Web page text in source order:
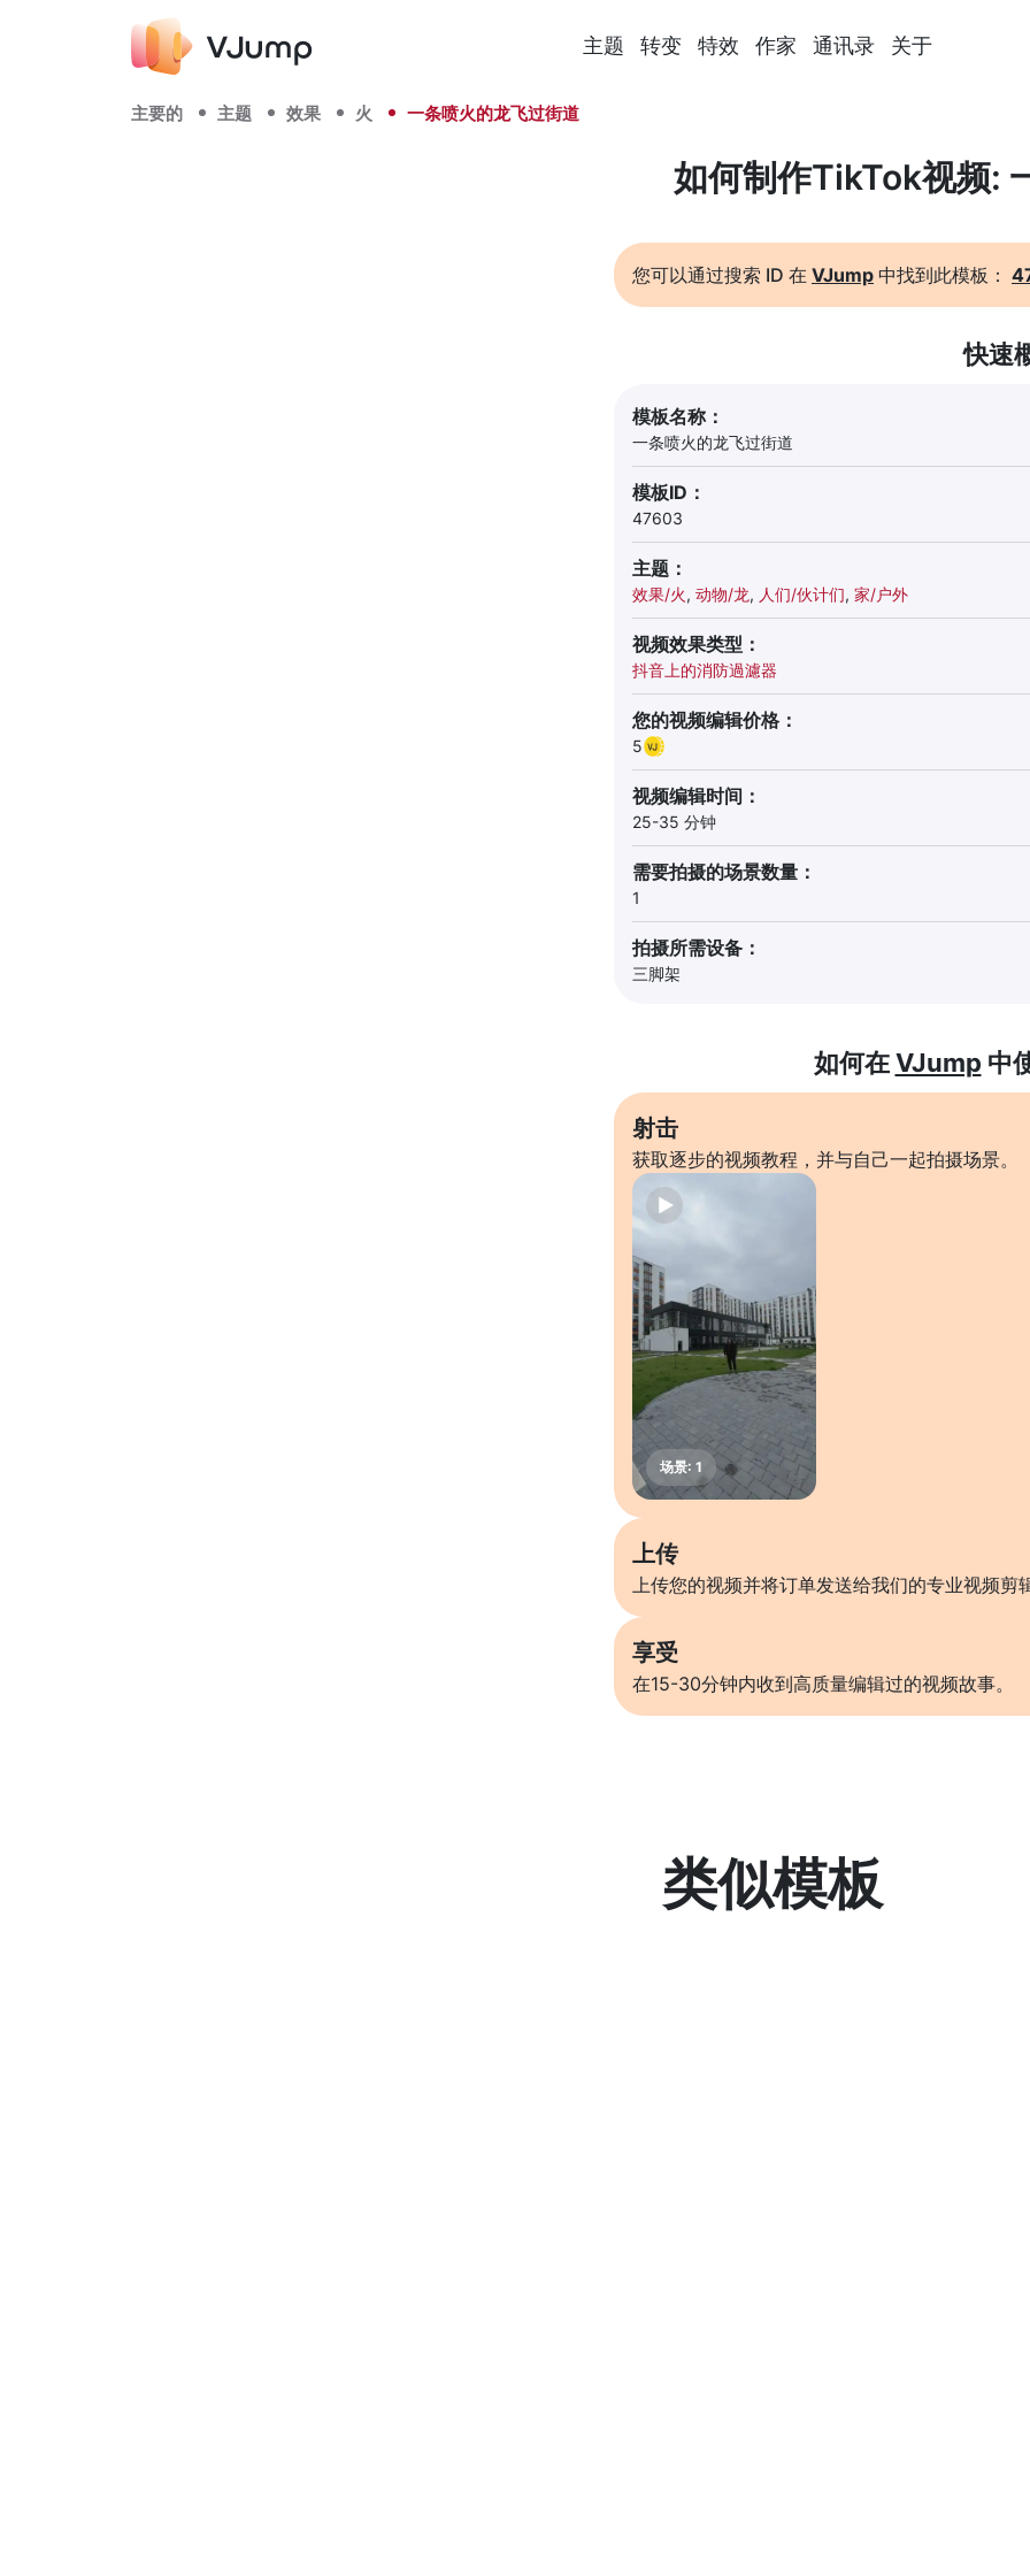
主题 转变 特效 作家 通讯录 关于
主要的 主题 效果 火 一条喷火的龙飞过街道
如何制作TikTok视频:
您可以通过搜索 ID 在 VJump 中找到此模板：
快速
模板名称：
一条喷火的龙飞过街道
模板ID：
47603
主题：
效果/火, 动物/龙, 人们/伙计们, 家/户外
视频效果类型：
抖音上的消防過濾器
您的视频编辑价格：
5
视频编辑时间：
25-35 分钟
需要拍摄的场景数量：
1
拍摄所需设备：
三脚架
如何在VJump 中
射击
获取逐步的视频教程，并与自己一起拍摄场景。
上传
上传您的视频并将订单发送给我们的专业视频剪
享受
在15-30分钟内收到高质量编辑过的视频故事。
类似模板